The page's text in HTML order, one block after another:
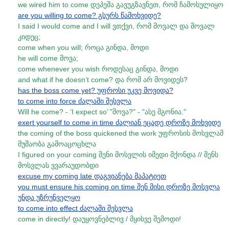
we wired him to come დეპეშა გავუგზავნეთ, რომ ჩამოსულიყო
are you willing to come? გსურს წამოხვიდე?
I said I would come and I will ვთქვი, რომ მოვალ და მოვალ
კიდეც;
come when you will; როცა გინდა, მოდი
he will come მოვა;
come whenever you wish როდესაც გინდა, მოდი
and what if he doesn’t come? და რომ არ მოვიდეს?
has the boss come yet? უფროსი უკვე მოვიდა?
to come into force ძალაში შესვლა
Will he come? - ‘I expect so’ "მოვა?" - "ასე მგონია."
exert yourself to come in time ძალიან ეცადე დროზე მოხვიდე
the coming of the boss quickened the work უფროსის მოსვლამ
მუშაობა გამოაცოცხლა
I figured on your coming შენი მოსვლის იმედი მქონდა // შენს
მოსვლას ვვარაუდობდი
excuse my coming late დაგვიანება მაპატიეთ
you must ensure his coming on time შენ მისი დროზე მოსვლა
უნდა უზრუნველყო
to come into effect ძალაში შესვლა
come in directly! დაუყოვნებლივ / მყისვე შემოდი!